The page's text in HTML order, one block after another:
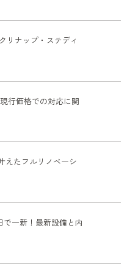
リナップ・ステディ
行価格での対応に関
えたフルリノベーシ
で一新！最新設備と内